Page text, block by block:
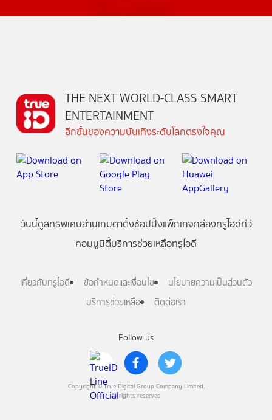
Follow us
Copyright © True Digital Group Company Limited.
All rights reserved
THE NEXT WORLD-CLASS SMART
ENTERTAINMENT
อีกขั้นของความบันเทิงระดับโลกตรงใจคุณ
วันนี้ดูสิทธิพิเศษอ่านเกมตาตั้งช้อปปิ้งแพ็กเกจกล่องทรูไอดีทีวี
คอมมูนิตี้บริการช่วยเหลือทรูไอดี
เกี่ยวกับทรูไอดี ข้อกำหนดและเงื่อนไข
นโยบายความเป็นส่วนตัว
บริการช่วยเหลือ
ติดต่อเรา